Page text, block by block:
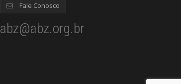
Fale Conosco
abz@abz.org.br